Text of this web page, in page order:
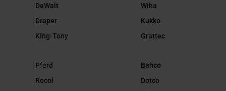
DeWalt
Draper
King-Tony
Wiha
Kukko
Grattec
Pferd
Rocol
Bahco
Dotco